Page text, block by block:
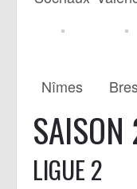
Nîmes
LIGUE 2